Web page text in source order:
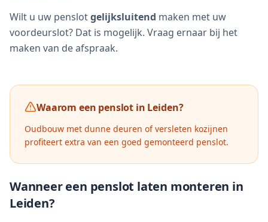
Wilt u uw penslotgelijksluitend maken met uw
voordeurslot? Dat is mogelijk. Vraag ernaar bij het
maken van de afspraak.
Waarom een penslot in Leiden?
Oudbouw met dunne deuren of versleten kozijnen
profiteert extra van een goed gemonteerd penslot.
Wanneer een penslot laten monteren in
Leiden?